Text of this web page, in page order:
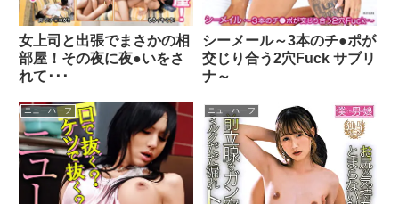
女上司と出張でまさかの相
部屋！その夜に夜●いをさ
れて･･･
シーメール～3本のチ●ポが
交じり合う2穴Fuck サブリ
ナ～
ニューハーフ ニューハーフ